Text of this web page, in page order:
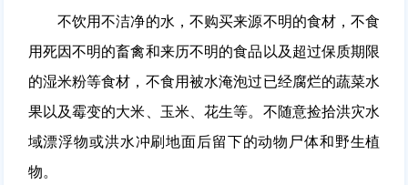
不饮用不洁净的水，不购买来源不明的食材，不食
用死因不明的畜禽和来历不明的食品以及超过保质期限
的湿米粉等食材，不食用被水淹泡过已经腐烂的蔬菜水
果以及霉变的大米、玉米、花生等。不随意捡拾洪灾水
域漂浮物或洪水冲刷地面后留下的动物尸体和野生植
物。